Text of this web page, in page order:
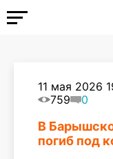
11 мая 2026
759
0
В
погиб под